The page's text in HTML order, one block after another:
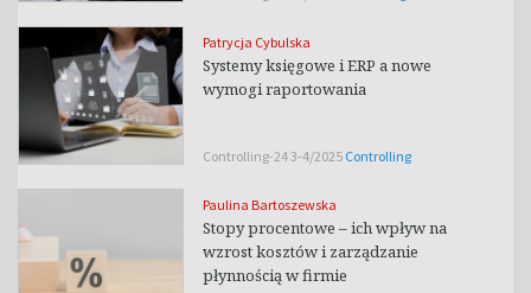
Patrycja Cybulska
Systemy księgowe i ERP a nowe
wymogi raportowania
Controlling-24 3-4/2025 Controlling
Paulina Bartoszewska
Stopy procentowe – ich wpływ na
wzrost kosztów i zarządzanie
płynnością w firmie